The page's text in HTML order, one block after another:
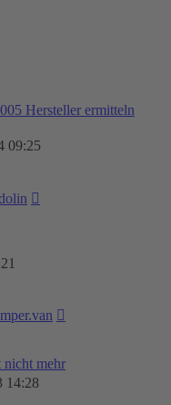
Hersteller ermitteln
09:25
nicht mehr
14:28